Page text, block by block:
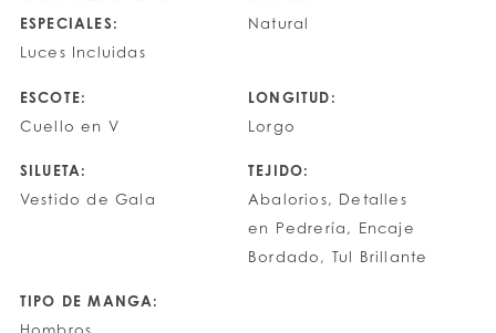
ESPECIALES:
Luces Incluidas
Natural
ESCOTE:
Cuello en V
LONGITUD:
Lorgo
SILUETA:
Vestido de Gala
TEJIDO:
Abalorios, Detalles
en Pedrería, Encaje
Bordado, Tul Brillante
TIPO DE MANGA: